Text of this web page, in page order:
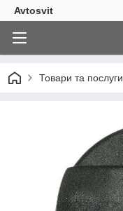
Avtosvit
Товари та послуги